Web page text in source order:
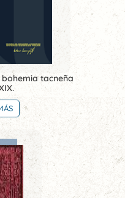
tacneña